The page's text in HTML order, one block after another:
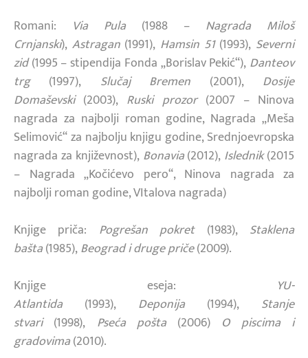
Romani: Via Pula(1988 – Nagrada Miloš
Crnjanski), Astragan(1991), Hamsin 51(1993), Severni
zid(1995 – stipendija Fonda „Borislav Pekić“), Danteov
trg(1997), Slučaj Bremen (2001), Dosije
Domaševski(2003), Ruski prozor(2007 – Ninova
nagrada za najbolji roman godine, Nagrada „Meša
Selimović“ za najbolju knjigu godine, Srednjoevropska
nagrada za književnost), Bonavia(2012), Islednik(2015
– Nagrada „Kočićevo pero“, Ninova nagrada za
najbolji roman godine, VItalova nagrada)
Knjige priča: Pogrešan pokret (1983), Staklena
bašta(1985),Beograd i druge priče(2009).
Knjige eseja: YU-
Atlantida(1993), Deponija(1994), Stanje
stvari(1998), Pseća pošta(2006) O piscima i
gradovima(2010).